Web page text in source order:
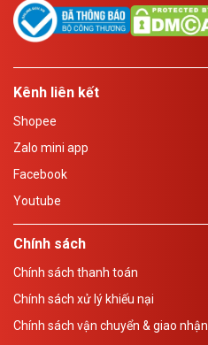
Kênh liên kết
Shopee
Zalo mini app
Facebook
Youtube
Chính sách
Chính sách thanh toán
Chính sách xử lý khiếu nại
Chính sách vận chuyển & giao nhận